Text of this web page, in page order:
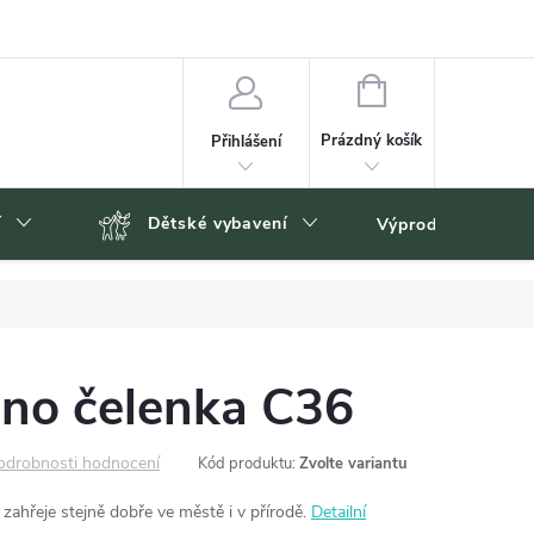
Přihlášení
NÁKUPNÍ
Prázdný košík
Dětské vybavení Výprodej
čelenka C36
hodnocení Kód produktu: Zvolte variantu
stejně dobře ve městě i v přírodě. Detailní